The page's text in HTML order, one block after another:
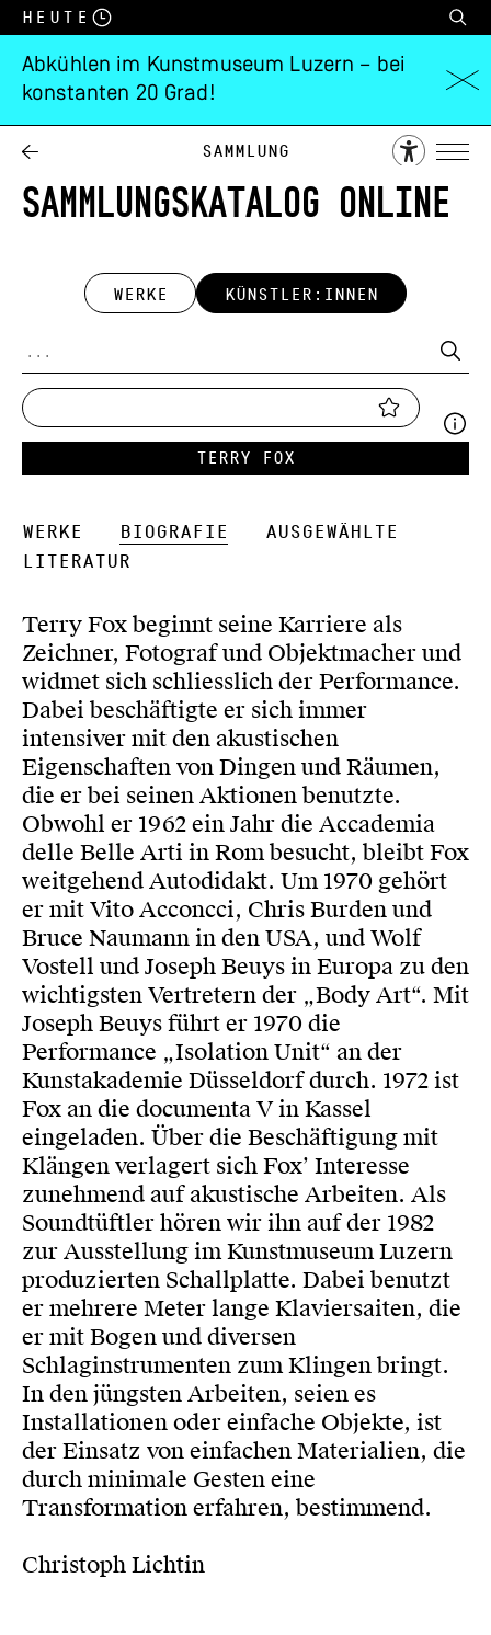
Heute
Abkühlen im Kunstmuseum Luzern – bei
konstanten 20 Grad!
Sammlung
SAMMLUNGSKATALOG ONLINE
WERKE KÜNSTLER:INNEN
Terry Fox
Werke Biografie
Ausgewählte
Literatur
Terry Fox beginnt seine Karriere als
Zeichner, Fotograf und Objektmacher und
widmet sich schliesslich der Performance.
Dabei beschäftigte er sich immer
intensiver mit den akustischen
Eigenschaften von Dingen und Räumen,
die er bei seinen Aktionen benutzte.
Obwohl er 1962 ein Jahr die Accademia
delle Belle Arti in Rom besucht, bleibt Fox
weitgehend Autodidakt. Um 1970 gehört
er mit Vito Acconcci, Chris Burden und
Bruce Naumann in den USA, und Wolf
Vostell und Joseph Beuys in Europa zu den
wichtigsten Vertretern der „Body Art“. Mit
Joseph Beuys führt er 1970 die
Performance „Isolation Unit“ an der
Kunstakademie Düsseldorf durch. 1972 ist
Fox an die documenta V in Kassel
eingeladen. Über die Beschäftigung mit
Klängen verlagert sich Fox’ Interesse
zunehmend auf akustische Arbeiten. Als
Soundtüftler hören wir ihn auf der 1982
zur Ausstellung im Kunstmuseum Luzern
produzierten Schallplatte. Dabei benutzt
er mehrere Meter lange Klaviersaiten, die
er mit Bogen und diversen
Schlaginstrumenten zum Klingen bringt.
In den jüngsten Arbeiten, seien es
Installationen oder einfache Objekte, ist
der Einsatz von einfachen Materialien, die
durch minimale Gesten eine
Transformation erfahren, bestimmend.
Christoph Lichtin